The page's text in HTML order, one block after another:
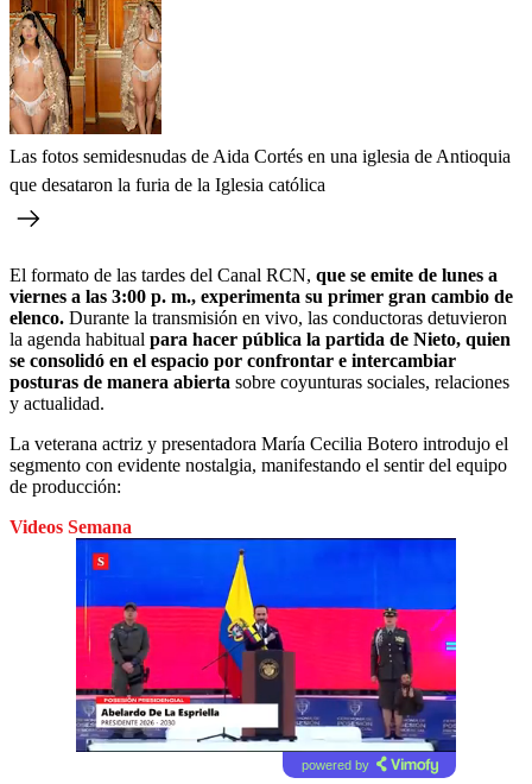
Las fotos semidesnudas de Aida Cortés en una iglesia de Antioquia
que desataron la furia de la Iglesia católica
El formato de las tardes del Canal RCN, que se emite de lunes a
viernes a las 3:00 p. m., experimenta su primer gran cambio de
elenco. Durante la transmisión en vivo, las conductoras detuvieron
la agenda habitual para hacer pública la partida de Nieto, quien
se consolidó en el espacio por confrontar e intercambiar
posturas de manera abierta sobre coyunturas sociales, relaciones
y actualidad.
La veterana actriz y presentadora María Cecilia Botero introdujo el
segmento con evidente nostalgia, manifestando el sentir del equipo
de producción:
Videos Semana
powered by